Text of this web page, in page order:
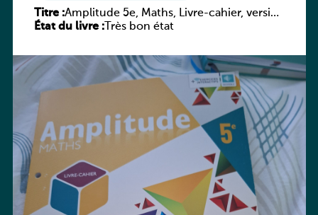
Titre :Amplitude 5e, Maths, Livre-cahier, version
luxembourgeoise
État du livre :Très bon état